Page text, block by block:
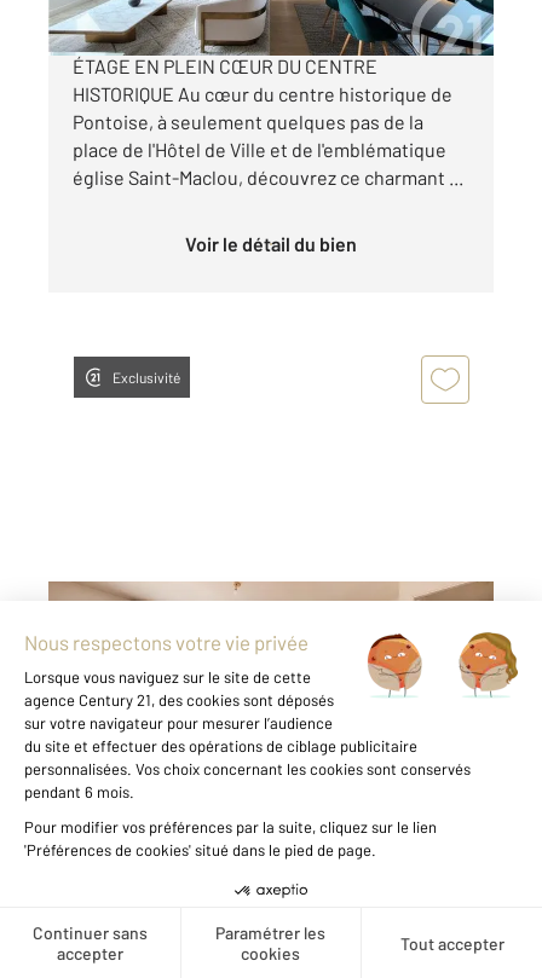
Créer une alerte
PONTOISE HYPER CENTRE RARE DERNIER
ÉTAGE EN PLEIN CŒUR DU CENTRE
HISTORIQUE Au cœur du centre historique de
Pontoise, à seulement quelques pas de la
place de l'Hôtel de Ville et de l'emblématique
église Saint-Maclou, découvrez ce charmant ...
Voir le détail du bien
Exclusivité
85 m , 4 pièces
Ref : 677733
Appartement F4 à vendre
278 500 €
Visiter le site dédié
Vous recherchez un appartement familial sans
stationnement ? Cet appartement de 85 m²
coche toutes les cases. Situé dans une
résidence récente avec ascenseur, il propose